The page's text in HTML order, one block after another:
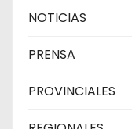
NOTICIAS
PRENSA
PROVINCIALES